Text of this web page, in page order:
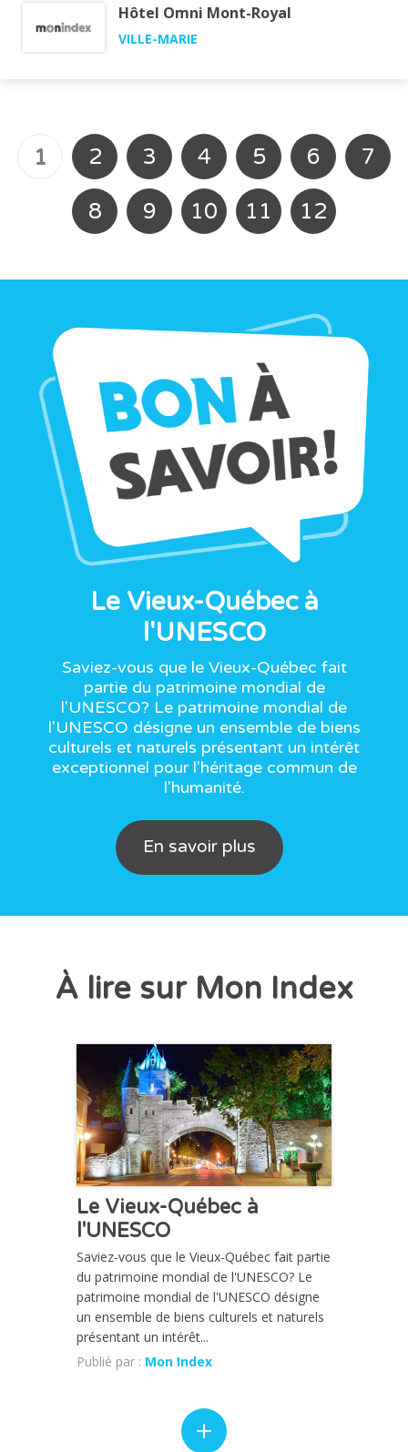
Hôtel Omni Mont-Royal
VILLE-MARIE
1 2 3 4 5 6 7
8 9 10 11 12
Le Vieux-Québec à
l'UNESCO
Saviez-vous que le Vieux-Québec fait
partie du patrimoine mondial de
l'UNESCO? Le patrimoine mondial de
l'UNESCO désigne un ensemble de biens
culturels et naturels présentant un intérêt
exceptionnel pour l'héritage commun de
l'humanité.
En savoir plus
À lire sur Mon Index
CHRONIQUE
Le Vieux-Québec à
l'UNESCO
Saviez-vous que le Vieux-Québec fait partie
du patrimoine mondial de l'UNESCO? Le
patrimoine mondial de l'UNESCO désigne
un ensemble de biens culturels et naturels
présentant un intérêt...
Publié par : Mon Index